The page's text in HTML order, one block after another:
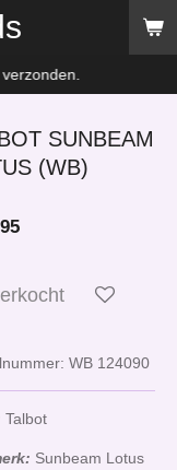
SUNBEAM
(WB)
WB 124090
Talbot
Sunbeam Lotus